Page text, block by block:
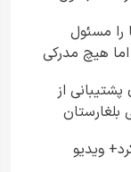
را مسئول
هیچ مدرکی
از
بلغارستان
ویدیو